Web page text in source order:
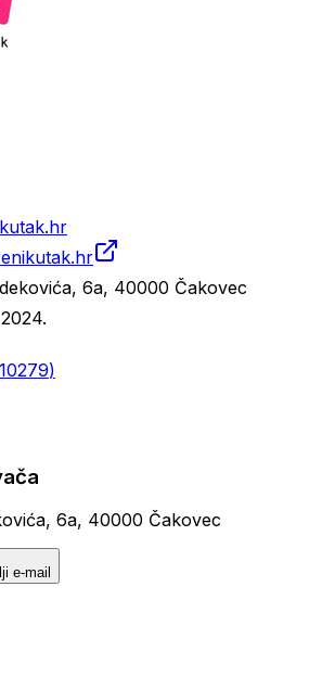
6a, 40000 Čakovec
10279)
6a, 40000 Čakovec
e-mail